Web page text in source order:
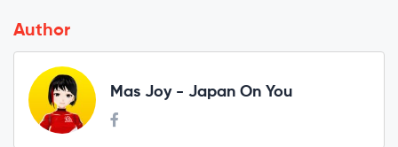
Author
Mas Joy - Japan On You